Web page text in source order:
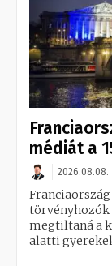
médiát a
2026.08.08.
törvényhozók
megtiltaná a
alatti